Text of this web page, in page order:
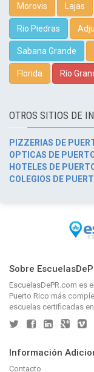
Morovis Lajas
Rio Piedras
Sabana Grande
Florida Río
OTROS SITIOS DE
PIZZERIAS DE
OPTICAS DE
HOTELES DE
COLEGIOS DE
Sobre
EscuelasDePR.com es
Puerto Rico más
escuelas certificadas en
Información
Contacto